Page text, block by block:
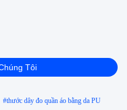
Tôi
#thước dây đo quần áo bằng da PU